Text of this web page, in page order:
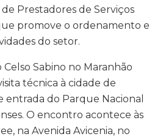
Prestadores de Serviços
promove o ordenamento e
do setor.
Sabino no Maranhão
técnica à cidade de
entrada do Parque Nacional
O encontro acontece às
na Avenida Avicenia, no